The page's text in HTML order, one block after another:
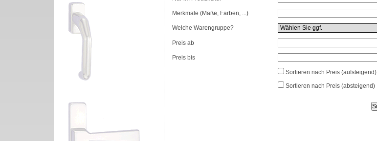
Merkmale (Maße, Farben, ...)
Welche Warengruppe?
Preis ab
Preis bis
Sortieren nach Preis (aufsteigend)
Sortieren nach Preis (absteigend)